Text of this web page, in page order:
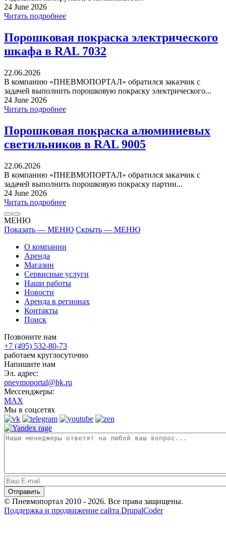
24 June 2026
Читать подробнее
Порошковая покраска электрического
шкафа в RAL 7032
22.06.2026
В компанию «ПНЕВМОПОРТАЛ» обратился заказчик с
задачей выполнить порошковую покраску электрического...
24 June 2026
Читать подробнее
Порошковая покраска алюминиевых
светильников в RAL 9005
22.06.2026
В компанию «ПНЕВМОПОРТАЛ» обратился заказчик с
задачей выполнить порошковую покраску партии...
24 June 2026
Читать подробнее
МЕНЮ
Показать — МЕНЮ Скрыть — МЕНЮ
О компании
Аренда
Магазин
Сервисные услуги
Наши работы
Новости
Аренда в регионах
Контакты
Поиск
Позвоните нам
+7 (495) 532-80-73
работаем круглосуточно
Напишите нам
Эл. адрес:
pnevmoportal@bk.ru
Мессенджеры:
MAX
Мы в соцсетях
© Пневмопортал 2010 - 2026. Все права защищены.
Поддержка и продвижение сайта DrupalCoder